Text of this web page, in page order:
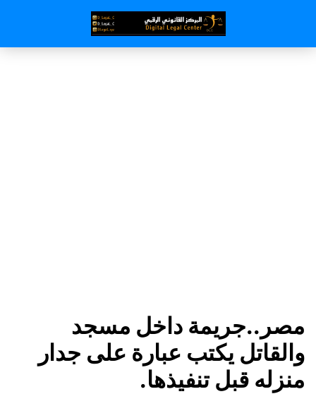
مصر..جريمة داخل مسجد
والقاتل يكتب عبارة على جدار
منزله قبل تنفيذها.